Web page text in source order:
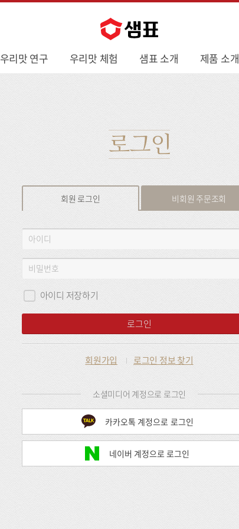
우리맛 연구 우리맛 체험 샘표 소개 제품 소개
로그인
회원 로그인 비회원 주문조회
회
로
그
인
아
디비
번
호
아이디 저장하기
로그인
회원가입 로그인 정보 찾기
소셜미디어 계정으로 로그인
카카오톡 계정으로 로그인
네이버 계정으로 로그인